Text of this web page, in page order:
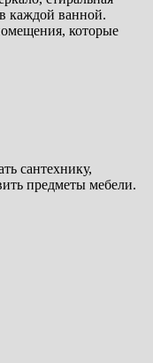
каждой ванной.
которые
сантехнику,
предметы мебели.